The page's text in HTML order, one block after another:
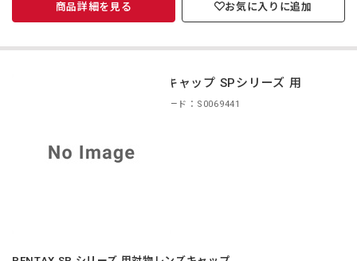
商品詳細を見る お気に入りに追加
対物キャップ SPシリーズ 用
商品コード：S0069441